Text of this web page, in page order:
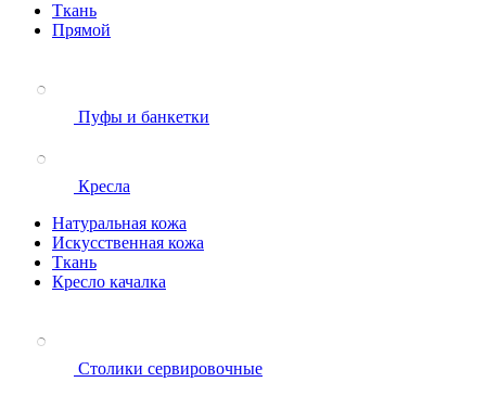
Ткань
Прямой
Пуфы и банкетки
Кресла
Натуральная кожа
Искусственная кожа
Ткань
Кресло качалка
Столики сервировочные